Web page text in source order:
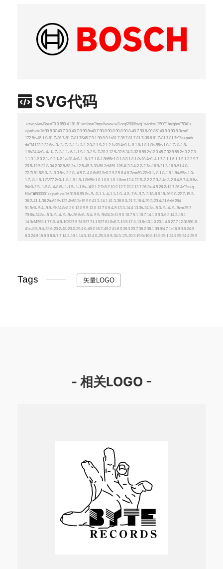
SVG代码
Tags 矢量LOGO
- 相关LOGO -